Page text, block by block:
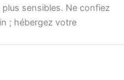
sensibles. Ne confiez
; hébergez votre